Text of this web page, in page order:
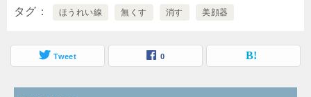
タグ ほうれい線 無くす 消す 美顔器
Tweet 0